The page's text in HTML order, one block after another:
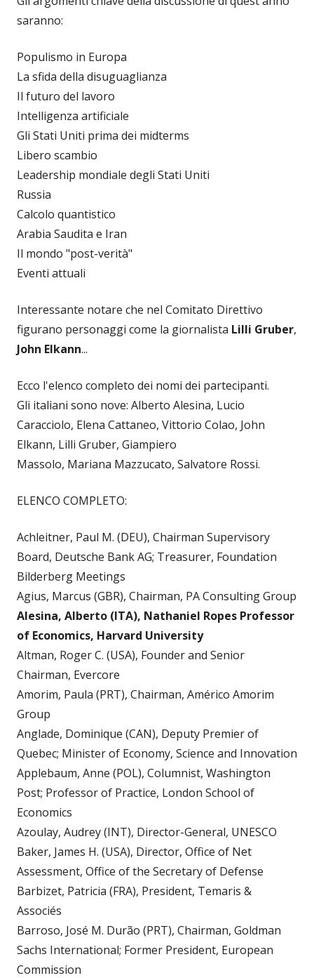
saranno:
Populismo in Europa
La sfida della disuguaglianza
Il futuro del lavoro
Intelligenza artificiale
Gli Stati Uniti prima dei midterms
Libero scambio
Leadership mondiale degli Stati Uniti
Russia
Calcolo quantistico
Arabia Saudita e Iran
Il mondo "post-verità"
Eventi attuali
Interessante notare che nel Comitato Direttivo
figurano personaggi come la giornalista Lilli Gruber,
John Elkann...
Ecco l'elenco completo dei nomi dei partecipanti.
Gli italiani sono nove: Alberto Alesina, Lucio
Caracciolo, Elena Cattaneo, Vittorio Colao, John
Elkann, Lilli Gruber, Giampiero
Massolo, Mariana Mazzucato, Salvatore Rossi.
ELENCO COMPLETO:
Achleitner, Paul M. (DEU), Chairman Supervisory
Board, Deutsche Bank AG; Treasurer, Foundation
Bilderberg Meetings
Agius, Marcus (GBR), Chairman, PA Consulting Group
Alesina, Alberto (ITA), Nathaniel Ropes Professor
of Economics, Harvard University
Altman, Roger C. (USA), Founder and Senior
Chairman, Evercore
Amorim, Paula (PRT), Chairman, Américo Amorim
Group
Anglade, Dominique (CAN), Deputy Premier of
Quebec; Minister of Economy, Science and Innovation
Applebaum, Anne (POL), Columnist, Washington
Post; Professor of Practice, London School of
Economics
Azoulay, Audrey (INT), Director-General, UNESCO
Baker, James H. (USA), Director, Office of Net
Assessment, Office of the Secretary of Defense
Barbizet, Patricia (FRA), President, Temaris &
Associés
Barroso, José M. Durão (PRT), Chairman, Goldman
Sachs International; Former President, European
Commission